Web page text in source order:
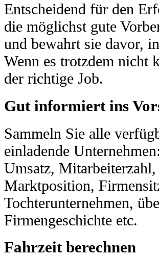
Entscheidend für den
die möglichst gute
und bewahrt sie davor,
Wenn es trotzdem nicht
der richtige Job.
Gut informiert ins
Sammeln Sie alle
einladende
Umsatz,
Marktposition,
Tochterunternehmen,
Firmengeschichte etc.
Fahrzeit berechnen